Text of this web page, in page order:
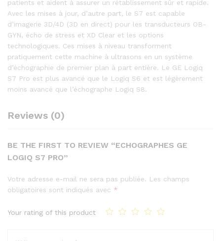
patients et aident à assurer un rétablissement sûr et rapide.
Avec les mises à jour, d’autre part, le S7 est capable
d’imagerie 3D/4D (3D en direct) pour les transducteurs OB-
GYN, écho de stress et XD Clear et les options
technologiques. Ces mises à niveau transforment
pratiquement cette machine à ultrasons en un système
d’échographie de premier plan à part entière. Le GE Logiq
S7 Pro est plus avancé que le Logiq S6 et est légèrement
moins avancé que l’échographe Logiq S8.
Reviews (0)
BE THE FIRST TO REVIEW “ECHOGRAPHES GE
LOGIQ S7 PRO”
Votre adresse e-mail ne sera pas publiée. Les champs
obligatoires sont indiqués avec *
Your rating of this product